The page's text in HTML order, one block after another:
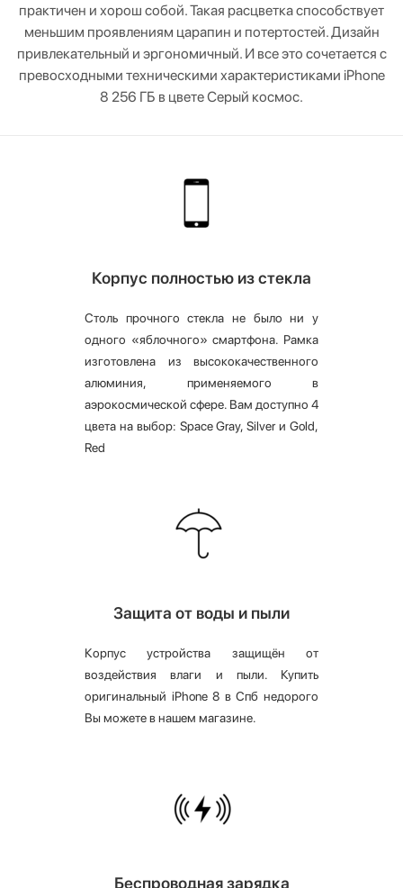
практичен и хорош собой. Такая расцветка способствует
меньшим проявлениям царапин и потертостей. Дизайн
привлекательный и эргономичный. И все это сочетается с
превосходными техническими характеристиками iPhone
8 256 ГБ в цвете Серый космос.
Корпус полностью из стекла
Столь прочного стекла не было ни у
одного «яблочного» смартфона. Рамка
изготовлена из высококачественного
алюминия, применяемого в
аэрокосмической сфере. Вам доступно 4
цвета на выбор: Space Gray, Silver и Gold,
Red
Защита от воды и пыли
Корпус устройства защищён от
воздействия влаги и пыли. Купить
оригинальный iPhone 8 в Спб недорого
Вы можете в нашем магазине.
Беспроводная зарядка